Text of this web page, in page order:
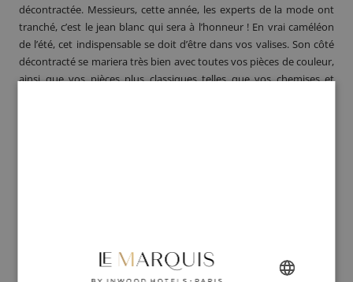
décontractée. Messieurs, cette année, les experts de la mode ont
tranché, c’est le jean blanc qui sera à l’honneur ! En vrai caméléon
de l’été, cet indispensable se doit d’être dans vos valises. Son côté
décontracté se mariera très bien avec toutes vos pièces de couleur,
ainsi que vos pièces plus classiques telles que vos chemises et
Intemporel de la mode masculine, le jean se décline en blanc pour